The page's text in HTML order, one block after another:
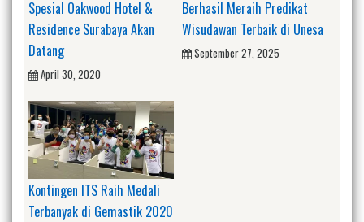
Spesial Oakwood Hotel &
Residence Surabaya Akan
Datang
April 30, 2020
Berhasil Meraih Predikat
Wisudawan Terbaik di Unesa
September 27, 2025
Kontingen ITS Raih Medali
Terbanyak di Gemastik 2020